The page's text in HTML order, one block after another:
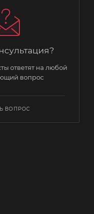
ответят на любой
вопрос
ВОПРОС